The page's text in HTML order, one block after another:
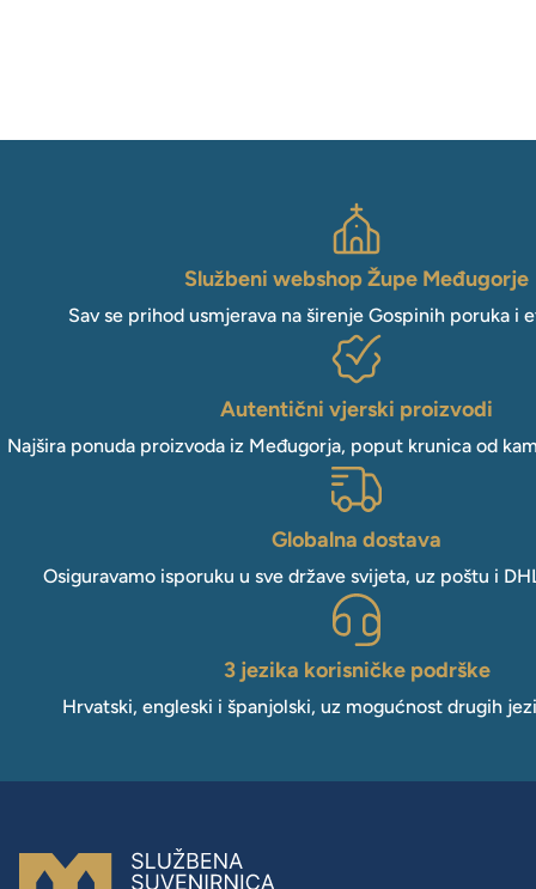
Službeni webshop Župe Međugorje
Sav se prihod usmjerava na širenje Gospinih poruka i
Autentični vjerski proizvodi
Najšira ponuda proizvoda iz Međugorja, poput krunica od
Globalna dostava
Osiguravamo isporuku u sve države svijeta, uz poštu i
3 jezika korisničke podrške
Hrvatski, engleski i španjolski, uz mogućnost drugih